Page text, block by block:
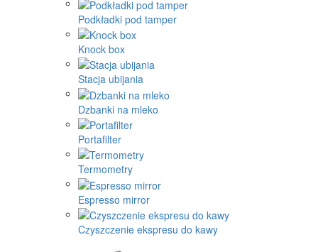
Podkładki pod tamper
Knock box
Stacja ubijania
Dzbanki na mleko
Portafilter
Termometry
Espresso mirror
Czyszczenie ekspresu do kawy